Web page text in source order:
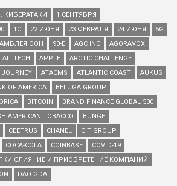
. КИБЕРАТАКИ
1 СЕНТЯБРЯ
1С 22 ИЮНЯ 23 ФЕВРАЛЯ 24 ИЮНЯ
5G
ООН 90-Е AGC INC
AGORAVOX
ALLTECH APPLE
ARCTIC CHALLENGE
JOURNEY
ATACMS ATLANTIC COAST
AUKUS
OF AMERICA
BELUGA GROUP
BITCOIN
BRAND FINANCE GLOBAL 500
AMERICAN TOBACCO
BUNGE
CEETRUS CHANEL
CITIGROUP
COCA-COLA COINBASE
COVID-19
СЛИЯНИЕ И ПРИОБРЕТЕНИЕ КОМПАНИЙ
DAO GDA